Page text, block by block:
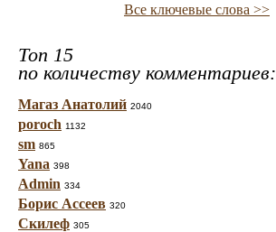
Все ключевые слова >>
Топ 15
по количеству комментариев:
Магаз Анатолий 2040
poroch 1132
sm 865
Yana 398
Admin 334
Борис Ассеев 320
Скилеф 305